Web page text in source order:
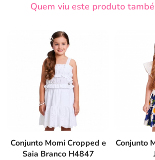
Quem viu este produto
Conjunto Momi Cropped e
Saia Branco H4847
Conjunto